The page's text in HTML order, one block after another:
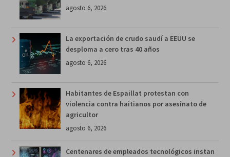
agosto 6, 2026
La exportación de crudo saudí a EEUU se
desploma a cero tras 40 años
agosto 6, 2026
Habitantes de Espaillat protestan con
violencia contra haitianos por asesinato de
agricultor
agosto 6, 2026
Centenares de empleados tecnológicos instan